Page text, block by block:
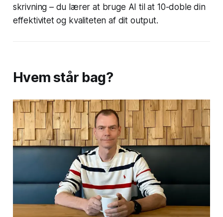
skrivning – du lærer at bruge AI til at 10-doble din
effektivitet og kvaliteten af dit output.
Hvem står bag?